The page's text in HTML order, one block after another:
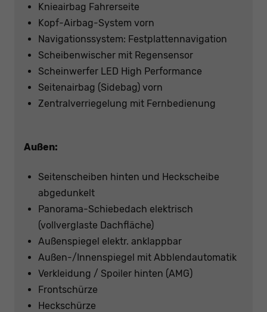
Knieairbag Fahrerseite
Kopf-Airbag-System vorn
Navigationssystem: Festplattennavigation
Scheibenwischer mit Regensensor
Scheinwerfer LED High Performance
Seitenairbag (Sidebag) vorn
Zentralverriegelung mit Fernbedienung
Außen:
Seitenscheiben hinten und Heckscheibe
abgedunkelt
Panorama-Schiebedach elektrisch
(vollverglaste Dachfläche)
Außenspiegel elektr. anklappbar
Außen-/Innenspiegel mit Abblendautomatik
Verkleidung / Spoiler hinten (AMG)
Frontschürze
Heckschürze